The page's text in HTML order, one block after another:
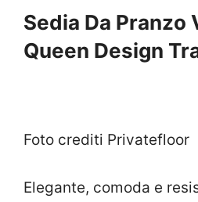
Sedia Da Pranzo
Queen Design
Foto crediti Privatefloor
Elegante, comoda e